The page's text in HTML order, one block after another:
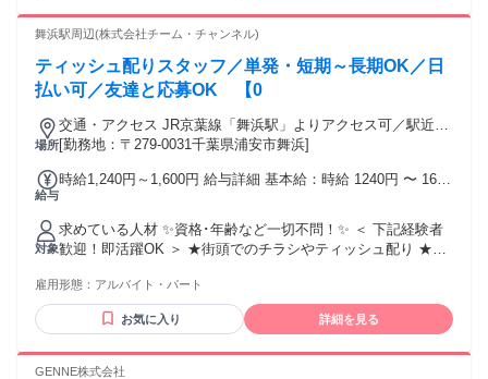
舞浜駅周辺(株式会社チーム・チャンネル)
ティッシュ配りスタッフ／単発・短期～長期OK／日
払い可／友達と応募OK 【0
場所
交通・アクセス JR京葉線「舞浜駅」よりアクセス可／駅近5
分以内 ※直行直帰OK
[勤務地：〒279-0031千葉県浦安市舞浜]
給与
時給1,240円～1,600円 給与詳細 基本給：時給 1240円 〜 1600
※ボーナス･ミニ賞与あり
対象
求めている人材 ✨資格･年齢など一切不問！✨ ＜ 下記経験者
歓迎！即活躍OK ＞ ★街頭でのチラシやティッシュ配り ★プ
の仕事 （例：居酒屋･カフェ･コンビニ･ スーパー･ホテル･ア
パレル･ アミューズメント･パチンコなど） ＜ こんな方にお
ススメ！ ＞ ・サクッと手軽に稼ぎたい ・シフトの柔軟性が
日払いがあるところで働きたい ・友達と一緒に応募･勤務した
雇用形態： アルバイト・パート
お気に入り 詳細を見る
GENNE株式会社